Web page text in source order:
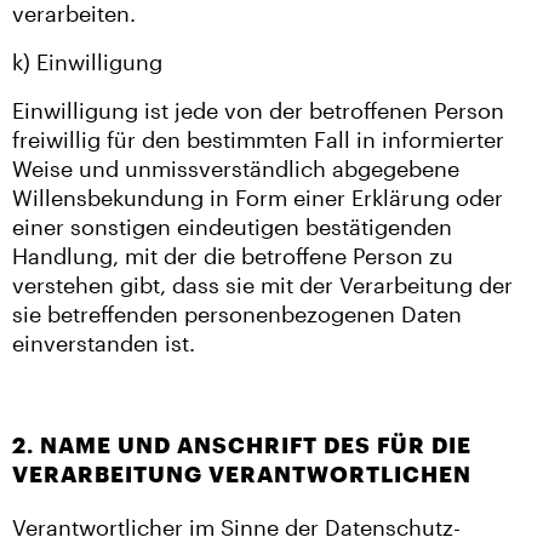
verarbeiten.
k) Einwilligung
Einwilligung ist jede von der betroffenen Person
freiwillig für den bestimmten Fall in informierter
Weise und unmissverständlich abgegebene
Willensbekundung in Form einer Erklärung oder
einer sonstigen eindeutigen bestätigenden
Handlung, mit der die betroffene Person zu
verstehen gibt, dass sie mit der Verarbeitung der
sie betreffenden personenbezogenen Daten
einverstanden ist.
2. NAME UND ANSCHRIFT DES FÜR DIE
VERARBEITUNG VERANTWORTLICHEN
Verantwortlicher im Sinne der Datenschutz-